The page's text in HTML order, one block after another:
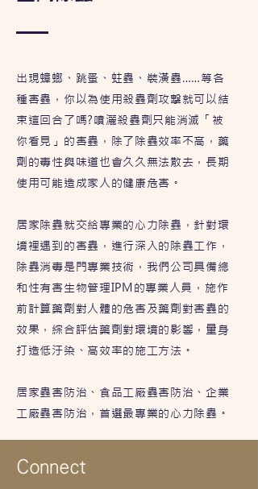
出現蟑螂、跳蚤、蛀蟲、裝潢蟲……等各
種害蟲，你以為使用殺蟲劑攻擊就可以結
束這回合了嗎?噴灑殺蟲劑只能消滅「被
你看見」的害蟲，除了除蟲效率不高，藥
劑的毒性與味道也會久久無法散去，長期
使用可能造成家人的健康危害。
居家除蟲就交給專業的心力除蟲，針對環
境裡遇到的害蟲，進行深入的除蟲工作，
除蟲消毒是門專業技術，我們公司具備總
和性有害生物管理IPM的專業人員，施作
前計算藥劑對人體的危害及藥劑對害蟲的
效果，綜合評估藥劑對環境的影響，量身
打造低汙染、高效率的施工方法。
居家蟲害防治、食品工廠蟲害防治、企業
工廠蟲害防治，首選最專業的心力除蟲。
Connect